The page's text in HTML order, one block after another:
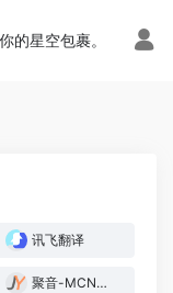
的星空包裹。
讯飞翻译
聚音-MCN管理系统